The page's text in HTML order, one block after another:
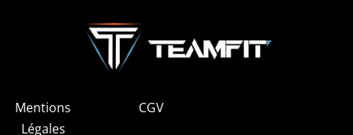
Mentions
Légales
CGV